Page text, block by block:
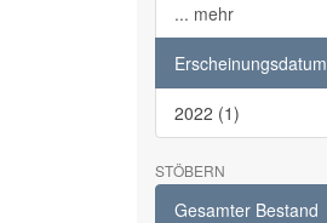
... mehr
Erscheinungsdatum
2022 (1)
STÖBERN
Gesamter Bestand